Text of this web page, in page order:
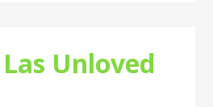
Unloved